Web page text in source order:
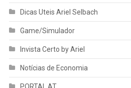
Dicas Uteis Ariel Selbach
Game/Simulador
Invista Certo by Ariel
Notícias de Economia